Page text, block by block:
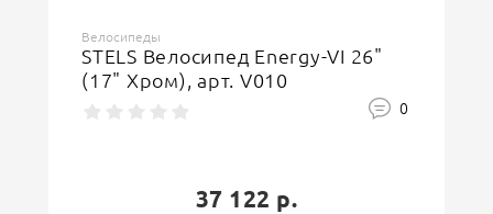
Велосипеды
STELS Велосипед Energy-VI 26"
(17" Хром), арт. V010
0
37 122 р.